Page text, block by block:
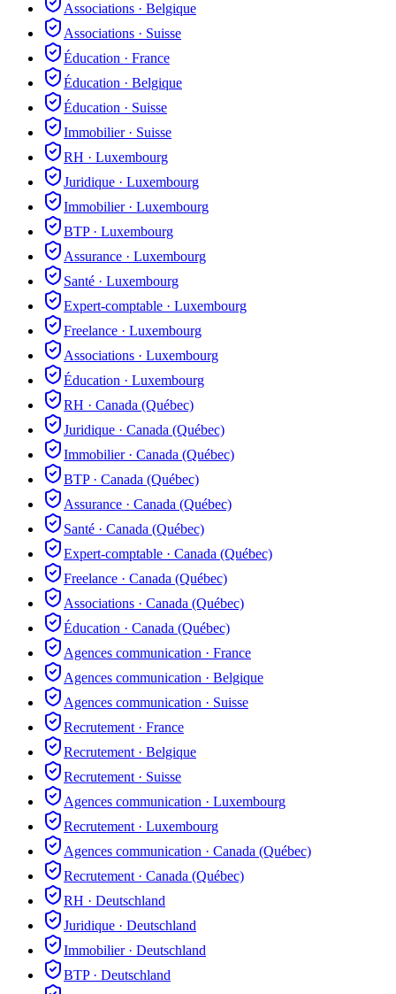
Associations · Belgique
Associations · Suisse
Éducation · France
Éducation · Belgique
Éducation · Suisse
Immobilier· Suisse
RH · Luxembourg
Juridique · Luxembourg
Immobilier· Luxembourg
BTP· Luxembourg
Assurance · Luxembourg
Santé · Luxembourg
Expert-comptable · Luxembourg
Freelance · Luxembourg
Associations · Luxembourg
Éducation · Luxembourg
RH · Canada (Québec)
Juridique · Canada (Québec)
Immobilier· Canada (Québec)
BTP· Canada (Québec)
Assurance · Canada (Québec)
Santé · Canada (Québec)
Expert-comptable · Canada (Québec)
Freelance · Canada (Québec)
Associations · Canada (Québec)
Éducation · Canada (Québec)
Agences communication · France
Agences communication · Belgique
Agences communication · Suisse
Recrutement · France
Recrutement · Belgique
Recrutement · Suisse
Agences communication · Luxembourg
Recrutement · Luxembourg
Agences communication · Canada (Québec)
Recrutement · Canada (Québec)
RH · Deutschland
Juridique · Deutschland
Immobilier· Deutschland
BTP· Deutschland